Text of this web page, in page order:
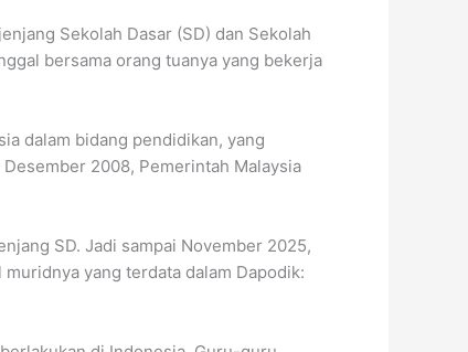
Sekolah Dasar (SD) dan Sekolah
bersama orang tuanya yang bekerja
dalam bidang pendidikan, yang
2008, Pemerintah Malaysia
SD. Jadi sampai November 2025,
yang terdata dalam Dapodik: